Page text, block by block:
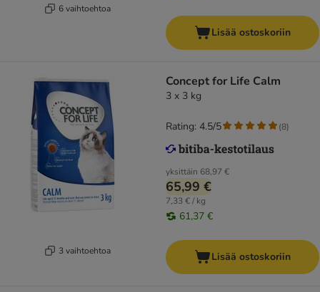
6 vaihtoehtoa
Lisää ostoskoriin
3 vaihtoehtoa
Concept for Life Calm
3 x 3 kg
yksittäin 68,97 €
65,99 €
7,33 € / kg
61,37 €
Rating: 4.5/5 (8)
Lisää ostoskoriin